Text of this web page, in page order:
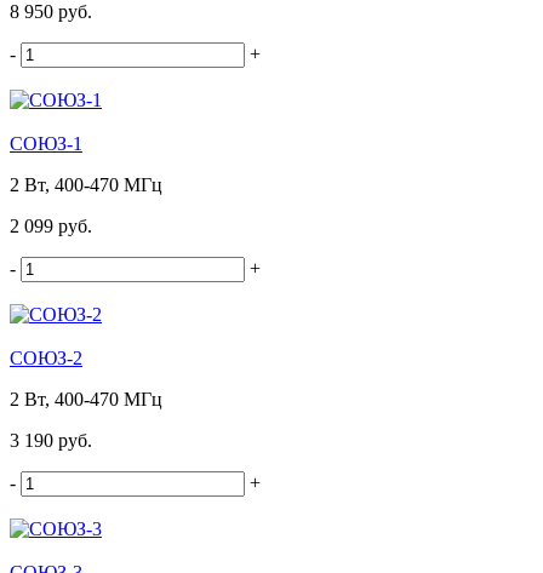
8 950 руб.
- +
СОЮЗ-1
2 Вт, 400-470 МГц
2 099 руб.
- +
СОЮЗ-2
2 Вт, 400-470 МГц
3 190 руб.
- +